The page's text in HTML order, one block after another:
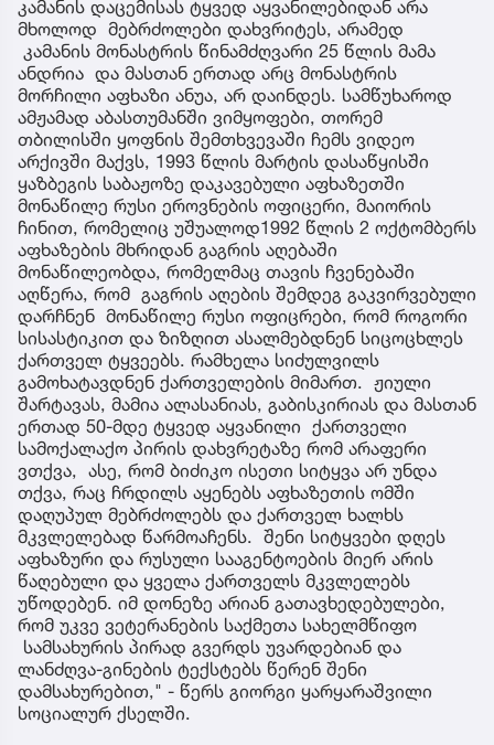
კამანის დაცემისას ტყვედ აყვანილებიდან არა
მხოლოდ მებრძოლები დახვრიტეს, არამედ
კამანის მონასტრის წინამძღვარი 25 წლის მამა
ანდრია და მასთან ერთად არც მონასტრის
მორჩილი აფხაზი ანუა, არ დაინდეს. სამწუხაროდ
ამჟამად აბასთუმანში ვიმყოფები, თორემ
თბილისში ყოფნის შემთხვევაში ჩემს ვიდეო
არქივში მაქვს, 1993 წლის მარტის დასაწყისში
ყაზბეგის საბაჟოზე დაკავებული აფხაზეთში
მონაწილე რუსი ეროვნების ოფიცერი, მაიორის
ჩინით, რომელიც უშუალოდ1992 წლის 2 ოქტომბერს
აფხაზების მხრიდან გაგრის აღებაში
მონაწილეობდა, რომელმაც თავის ჩვენებაში
აღწერა, რომ გაგრის აღების შემდეგ გაკვირვებული
დარჩნენ მონაწილე რუსი ოფიცრები, რომ როგორი
სისასტიკით და ზიზღით ასალმებდნენ სიცოცხლეს
ქართველ ტყვეებს. რამხელა სიძულვილს
გამოხატავდნენ ქართველების მიმართ. ჟიული
შარტავას, მამია ალასანიას, გაბისკირიას და მასთან
ერთად 50-მდე ტყვედ აყვანილი ქართველი
სამოქალაქო პირის დახვრეტაზე რომ არაფერი
ვთქვა, ასე, რომ ბიძიკო ისეთი სიტყვა არ უნდა
თქვა, რაც ჩრდილს აყენებს აფხაზეთის ომში
დაღუპულ მებრძოლებს და ქართველ ხალხს
მკვლელებად წარმოაჩენს. შენი სიტყვები დღეს
აფხაზური და რუსული სააგენტოების მიერ არის
წაღებული და ყველა ქართველს მკვლელებს
უწოდებენ. იმ დონეზე არიან გათავხედებულები,
რომ უკვე ვეტერანების საქმეთა სახელმწიფო
სამსახურის პირად გვერდს უვარდებიან და
ლანძღვა-გინების ტექსტებს წერენ შენი
დამსახურებით," - წერს გიორგი ყარყარაშვილი
სოციალურ ქსელში.